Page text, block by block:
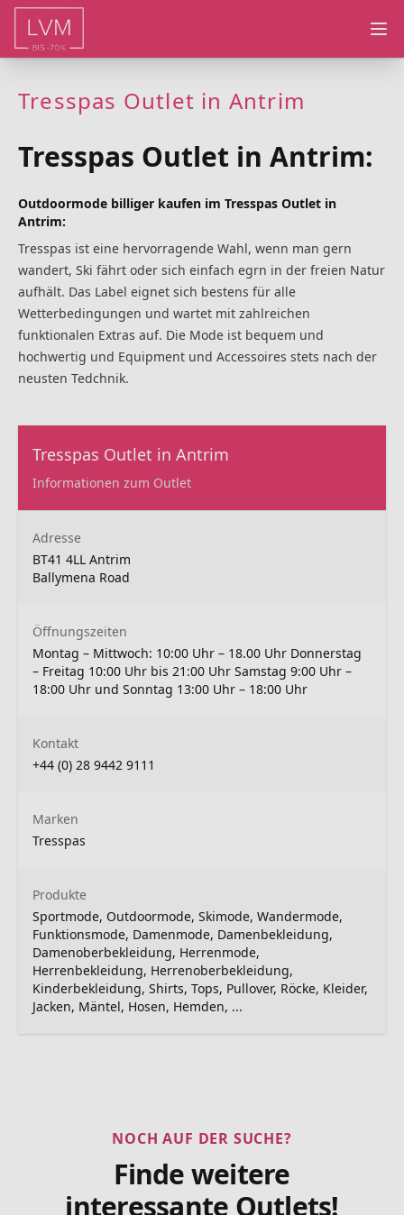
Tresspas Outlet in Antrim
Tresspas Outlet in Antrim:
Outdoormode billiger kaufen im Tresspas Outlet in
Antrim:
Tresspas ist eine hervorragende Wahl, wenn man gern
wandert, Ski fährt oder sich einfach egrn in der freien Natur
aufhält. Das Label eignet sich bestens für alle
Wetterbedingungen und wartet mit zahlreichen
funktionalen Extras auf. Die Mode ist bequem und
hochwertig und Equipment und Accessoires stets nach der
neusten Tedchnik.
Tresspas Outlet in Antrim
Informationen zum Outlet
Adresse
BT41 4LL Antrim
Ballymena Road
Öffnungszeiten
Montag – Mittwoch: 10:00 Uhr – 18.00 Uhr Donnerstag
– Freitag 10:00 Uhr bis 21:00 Uhr Samstag 9:00 Uhr –
18:00 Uhr und Sonntag 13:00 Uhr – 18:00 Uhr
Kontakt
+44 (0) 28 9442 9111
Marken
Tresspas
Produkte
Sportmode, Outdoormode, Skimode, Wandermode,
Funktionsmode, Damenmode, Damenbekleidung,
Damenoberbekleidung, Herrenmode,
Herrenbekleidung, Herrenoberbekleidung,
Kinderbekleidung, Shirts, Tops, Pullover, Röcke, Kleider,
Jacken, Mäntel, Hosen, Hemden, ...
NOCH AUF DER SUCHE?
Finde weitere
interessante Outlets!